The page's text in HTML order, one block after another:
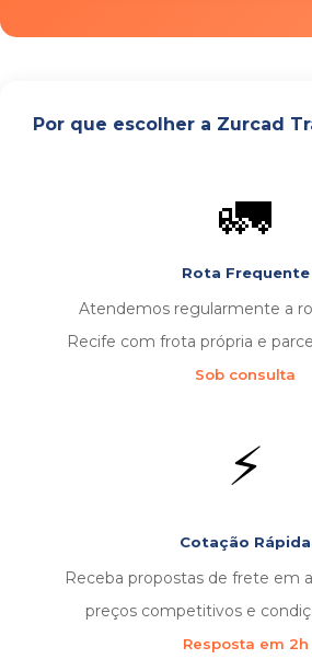
Por que escolher a Zurcad
🚛
Rota Frequente
Atendemos regularmente a
Recife com frota própria e
Sob consulta
⚡
Cotação Rápida
Receba propostas de frete em
preços competitivos e
Resposta em 2h